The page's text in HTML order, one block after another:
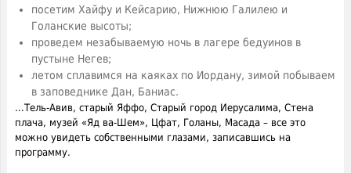
посетим Хайфу и Кейсарию, Нижнюю Галилею и
Голанские высоты;
проведем незабываемую ночь в лагере бедуинов в
пустыне Негев;
летом сплавимся на каяках по Иордану, зимой побываем
в заповеднике Дан, Баниас.
…Тель-Авив, старый Яффо, Старый город Иерусалима, Стена
плача, музей «Яд ва-Шем», Цфат, Голаны, Масада – все это
можно увидеть собственными глазами, записавшись на
программу.